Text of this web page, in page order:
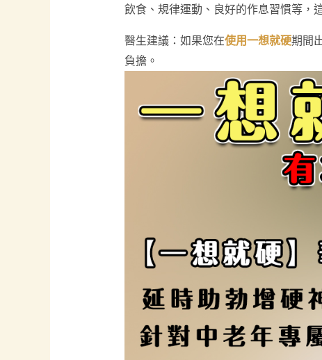
飲食、規律運動、良好的作息習慣等，
醫生建議：如果您在使用一想就硬期間
負擔。